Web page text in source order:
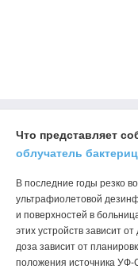
Что представляет
облучатель
В последние годы резко
ультрафиолетовой
и поверхностей в
этих устройств зависит
доза зависит от
положения источника УФ-